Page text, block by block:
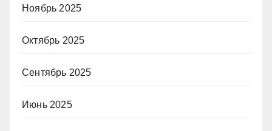
Ноябрь 2025
Октябрь 2025
Сентябрь 2025
Июнь 2025